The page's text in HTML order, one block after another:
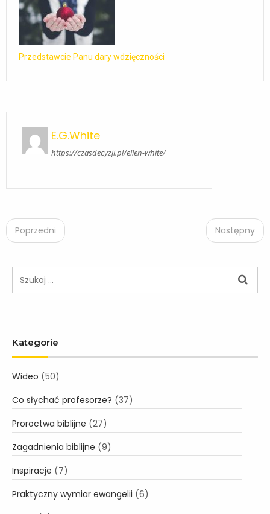
Przedstawcie Panu dary wdzięczności
E.G.White
https://czasdecyzji.pl/ellen-white/
P
o
s
n
a
g
a
o
n
Poprzedni Następny
Kategorie
Wideo (50)
Co słychać profesorze? (37)
Proroctwa biblijne (27)
Zagadnienia biblijne (9)
Inspiracje (7)
Praktyczny wymiar ewangelii (6)